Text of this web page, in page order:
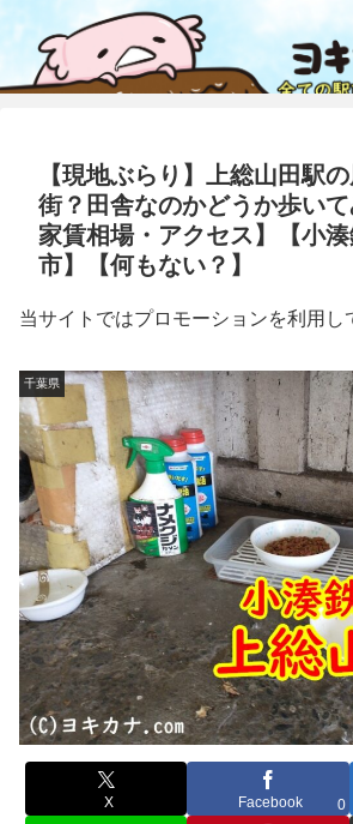
【現地ぶらり】上総山田駅
街？田舎なのかどうか歩い
家賃相場・アクセス】【小
市】【何もない？】
当サイトではプロモーションを利用し
千葉県
X Facebook 0